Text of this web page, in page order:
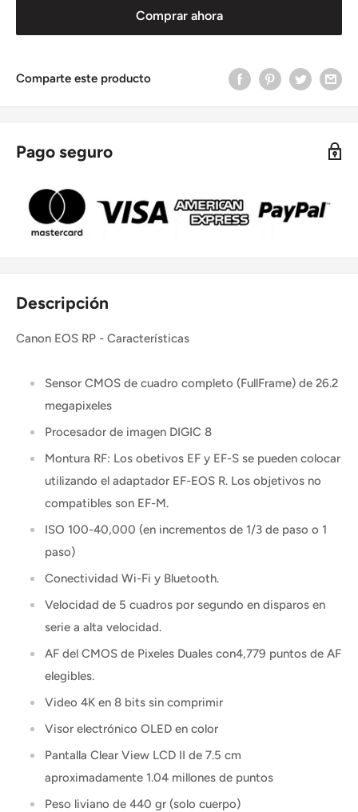
Comprar ahora
Comparte este producto
Pago seguro
Descripción
Canon EOS RP - Características
Sensor CMOS de cuadro completo (FullFrame) de 26.2
megapixeles
Procesador de imagen DIGIC 8
Montura RF: Los obetivos EF y EF-S se pueden colocar
utilizando el adaptador EF-EOS R. Los objetivos no
compatibles son EF-M.
ISO 100-40,000 (en incrementos de 1/3 de paso o 1
paso)
Conectividad Wi-Fi y Bluetooth.
Velocidad de 5 cuadros por segundo en disparos en
serie a alta velocidad.
AF del CMOS de Pixeles Duales con4,779 puntos de AF
elegibles.
Video 4K en 8 bits sin comprimir
Visor electrónico OLED en color
Pantalla Clear View LCD II de 7.5 cm
aproximadamente 1.04 millones de puntos
Peso liviano de 440 gr (solo cuerpo)